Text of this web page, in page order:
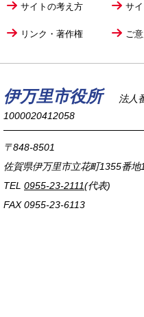
サイトの考え方 サ
リンク・著作権 ご
伊万里市役所
法人
1000020412058
〒848-8501
佐賀県伊万里市立花町1355番地1
TEL 0955-23-2111(代表)
FAX 0955-23-6113